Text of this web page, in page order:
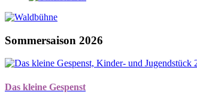
Sommersaison 2026
Das kleine Gespenst